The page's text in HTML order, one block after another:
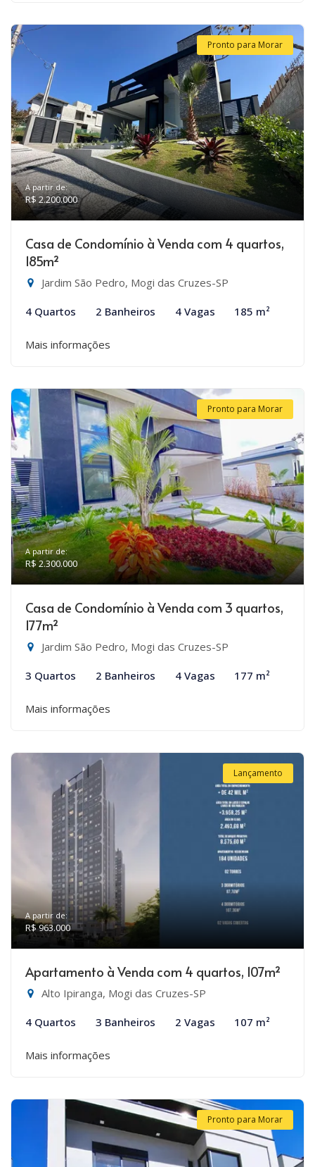
Pronto para Morar
A partir de:
R$ 2.200.000
Casa de Condomínio à Venda com 4 quartos,
185m²
Jardim São Pedro, Mogi das Cruzes-SP
4 Quartos 2 Banheiros 4 Vagas 185 m²
Mais informações
Pronto para Morar
A partir de:
R$ 2.300.000
Casa de Condomínio à Venda com 3 quartos,
177m²
Jardim São Pedro, Mogi das Cruzes-SP
3 Quartos 2 Banheiros 4 Vagas 177 m²
Mais informações
Lançamento
A partir de:
R$ 963.000
Apartamento à Venda com 4 quartos, 107m²
Alto Ipiranga, Mogi das Cruzes-SP
4 Quartos 3 Banheiros 2 Vagas 107 m²
Mais informações
Pronto para Morar